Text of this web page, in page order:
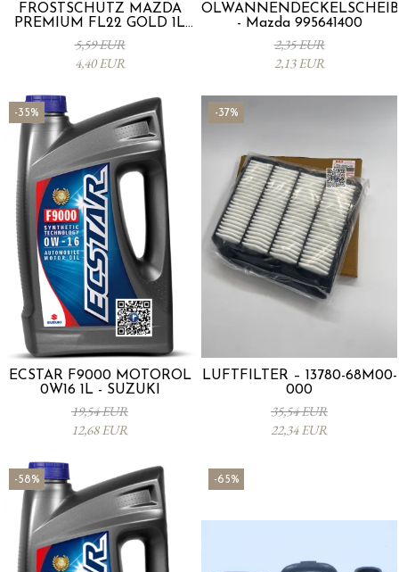
FROSTSCHUTZ MAZDA
PREMIUM FL22 GOLD 1L
L247CL005 4X
5,59 EUR
4,40 EUR
- Mazda 995641400
2,35 EUR
2,13 EUR
-35%
ECSTAR F9000 MOTORÖL
0W16 1L - SUZUKI
19,54 EUR
12,68 EUR
-37%
LUFTFILTER – 13780-68M00-
000
35,54 EUR
22,34 EUR
-58% -65%